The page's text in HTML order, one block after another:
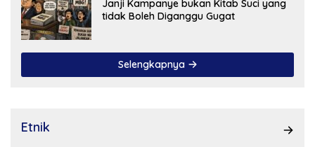
Janji Kampanye bukan Kitab Suci yang
tidak Boleh Diganggu Gugat
Selengkapnya
Etnik